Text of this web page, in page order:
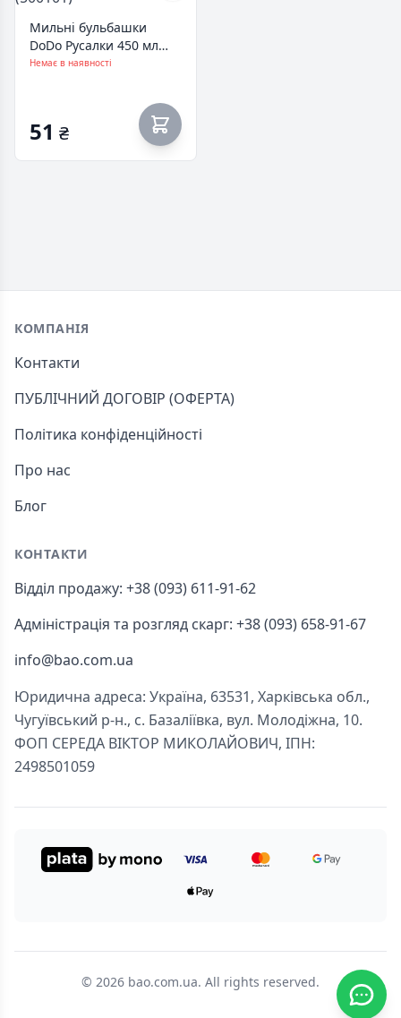
Мильні бульбашки
DoDo Русалки 450 мл
(500101)
Немає в наявності
51 ₴
Footer
КОМПАНІЯ
Контакти
ПУБЛІЧНИЙ ДОГОВІР (ОФЕРТА)
Політика конфіденційності
Про нас
Блог
КОНТАКТИ
Відділ продажу: +38 (093) 611-91-62
Адміністрація та розгляд скарг: +38 (093) 658-91-67
info@bao.com.ua
Юридична адреса: Україна, 63531, Харківська обл.,
Чугуївський р-н., с. Базаліївка, вул. Молодіжна, 10.
ФОП СЕРЕДА ВІКТОР МИКОЛАЙОВИЧ, ІПН:
2498501059
© 2026 bao.com.ua. All rights reserved.